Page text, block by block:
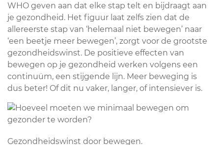
WHO geven aan dat elke stap telt en bijdraagt aan
je gezondheid. Het figuur laat zelfs zien dat de
allereerste stap van ‘helemaal niet bewegen’ naar
‘een beetje meer bewegen’, zorgt voor de grootste
gezondheidswinst. De positieve effecten van
bewegen op je gezondheid werken volgens een
continuüm, een stijgende lijn. Meer beweging is
dus beter! Of dit nu vaker, langer, of intensiever is.
Gezondheidswinst door bewegen.